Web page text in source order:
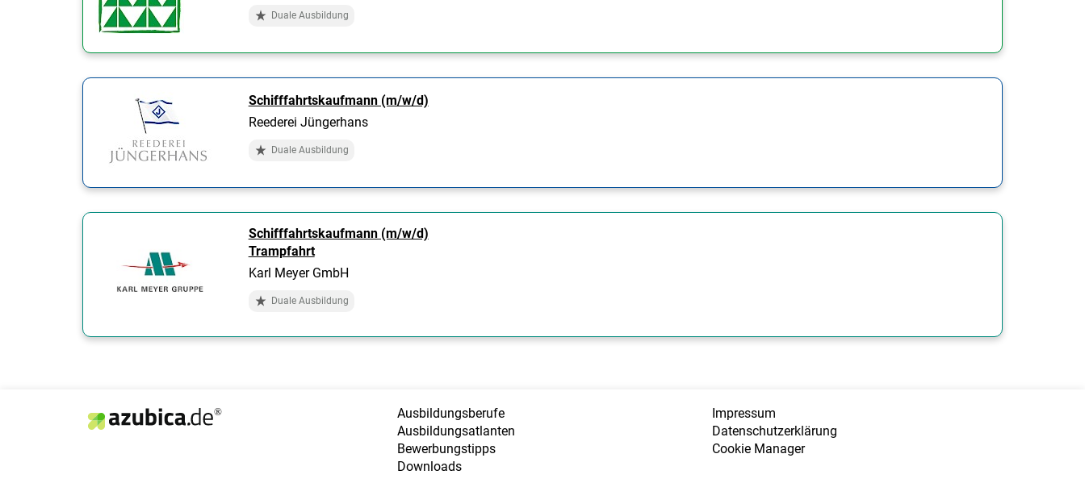
Duale Ausbildung
Schifffahrtskaufmann (m/w/d)
Reederei Jüngerhans
Duale Ausbildung
Schifffahrtskaufmann (m/w/d)
Trampfahrt
Karl Meyer GmbH
Duale Ausbildung
Ausbildungsberufe
Ausbildungsatlanten
Bewerbungstipps
Downloads
Impressum
Datenschutzerklärung
Cookie Manager